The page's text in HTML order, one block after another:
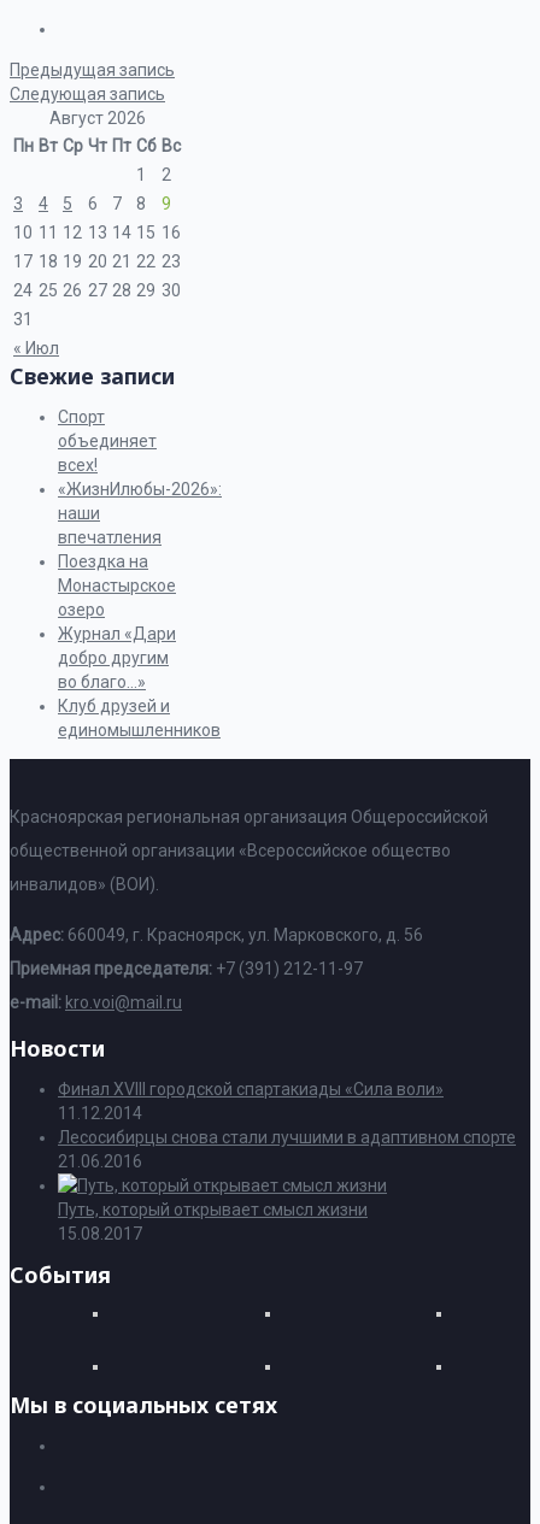
Предыдущая запись
Следующая запись
Август 2026
Пн Вт Ср Чт Пт Сб Вс
« Июл
1
2
3
4 5 6 7 8
9
10 11 12 13 14 15 16
17 18 19 20 21 22 23
24 25 26 27 28 29 30
31
Свежие записи
Спорт
объединяет
всех!
«ЖизнИлюбы-2026»:
наши
впечатления
Поездка на
Монастырское
озеро
Журнал «Дари
добро другим
во благо…»
Клуб друзей и
единомышленников
Красноярская региональная организация Общероссийской
общественной организации «Всероссийское общество
инвалидов» (ВОИ).
Адрес: 660049, г. Красноярск, ул. Марковского, д. 56
Приемная председателя: +7 (391) 212-11-97
e-mail: kro.voi@mail.ru
Новости
Финал XVIII городской спартакиады «Сила воли»
11.12.2014
Лесосибирцы снова стали лучшими в адаптивном спорте
21.06.2016
Путь, который открывает смысл жизни
15.08.2017
События
Мы в социальных сетях